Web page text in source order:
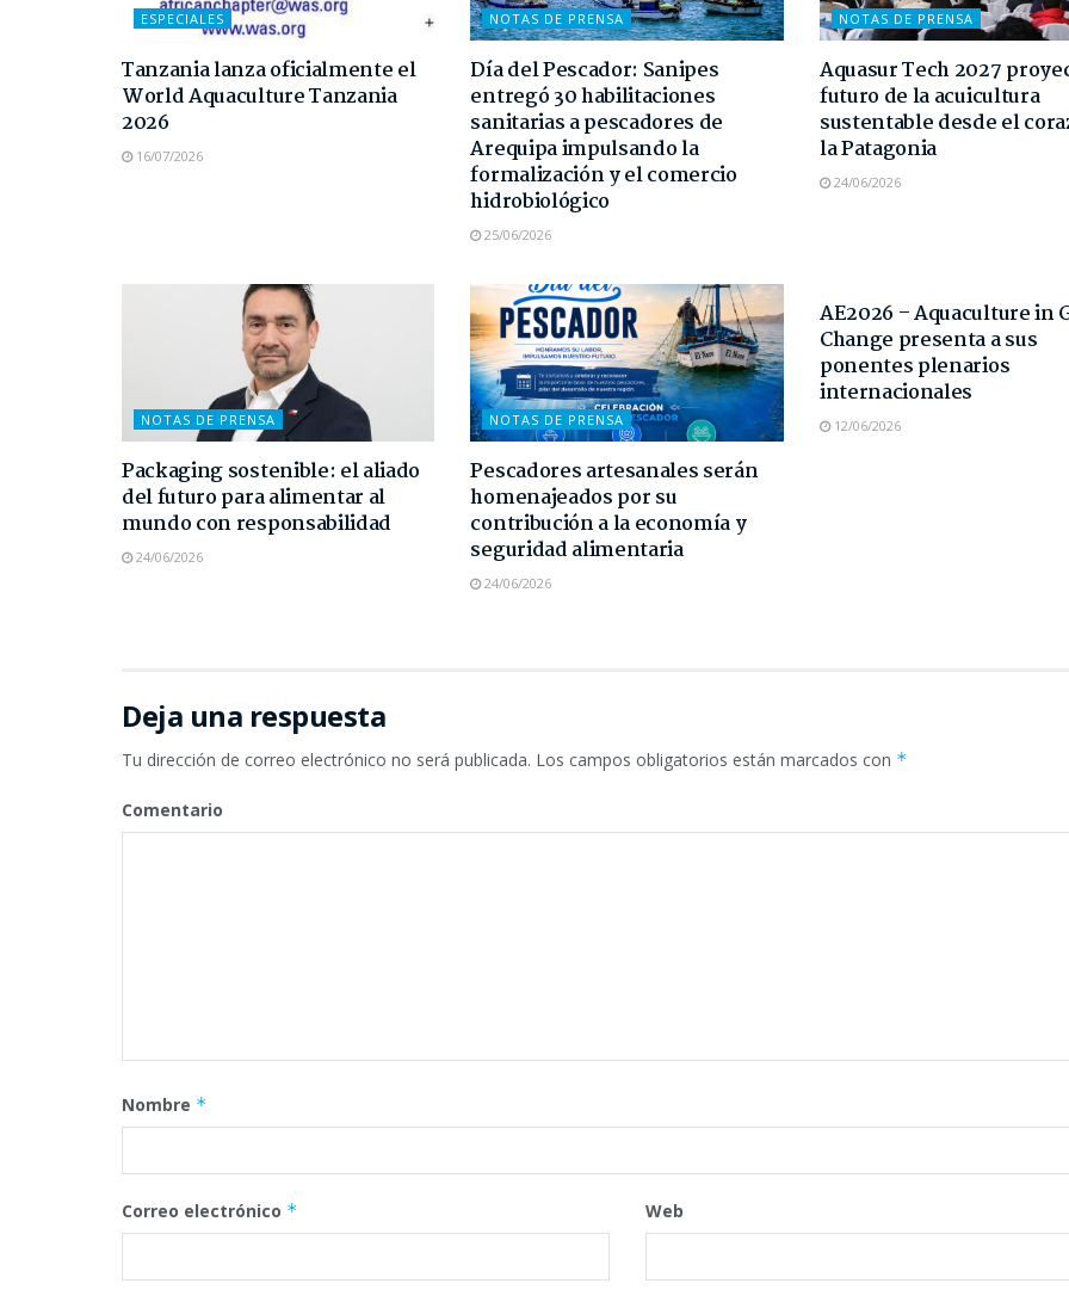
ESPECIALES
Tanzania lanza oficialmente el
World Aquaculture Tanzania
2026
16/07/2026
NOTAS DE PRENSA
Día del Pescador: Sanipes
entregó 30 habilitaciones
sanitarias a pescadores de
Arequipa impulsando la
formalización y el comercio
hidrobiológico
25/06/2026
NOTAS DE PRENSA
Aquasur Tech 2027
futuro de la acuicultura
sustentable desde el
la Patagonia
24/06/2026
NOTAS DE PRENSA
Packaging sostenible: el aliado
del futuro para alimentar al
mundo con responsabilidad
24/06/2026
NOTAS DE PRENSA
Pescadores artesanales serán
homenajeados por su
contribución a la economía y
seguridad alimentaria
24/06/2026
AE2026 – Aquaculture in
Change presenta a sus
ponentes plenarios
internacionales
12/06/2026
Deja una respuesta
Tu dirección de correo electrónico no será publicada. Los campos obligatorios están marcados con *
Comentario
Nombre *
Correo electrónico * Web